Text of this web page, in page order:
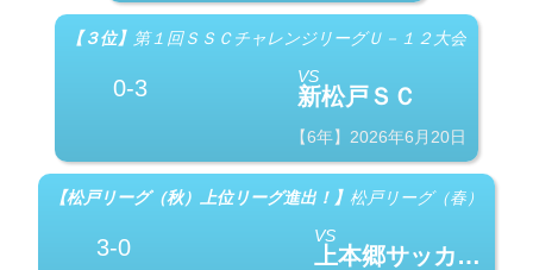
【３位】 第１回ＳＳＣチャレンジリーグＵ－１２大会
0-3 VS
新松戸ＳＣ
【6年】2026年6月20日
【松戸リーグ（秋）上位リーグ進出！】 松戸リーグ（春）
3-0 VS
上本郷サッカースポーツ少年団